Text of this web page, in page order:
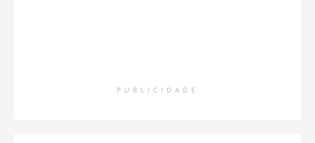
PUBLICIDADE